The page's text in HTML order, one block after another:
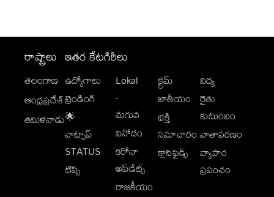
రాష్ట్రాలు
తెలంగాణ
ఆంధ్రప్రదేశ్
తమిళనాడు
ఇతర కేటగిరీలు
ఉద్యోగాలు
ట్రెండింగ్
🌟
వాట్సాప్
STATUS
టిప్స్
Lokal
-
మగువ
వినోదం
కరోనా
అప్‌డేట్స్
రాజకీయం
క్రైమ్
జాతీయం
భక్తి
సమాచారం
క్లాసిఫైడ్స్
విద్య
రైతు
కుటుంబం
వాతావరణం
వ్యాపార
ప్రపంచం